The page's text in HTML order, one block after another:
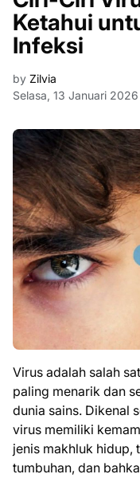
Ketahui
Infeksi
by Zilvia
Selasa, 13 Januari
Virus adalah salah
paling menarik dan
dunia sains. Dikenal
virus memiliki
jenis makhluk hidup,
tumbuhan, dan